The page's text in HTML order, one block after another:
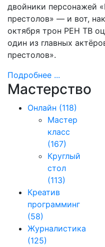
двойники персонажей
престолов» — и вот,
октября трон РЕН ТВ
один из главных
престолов».
Подробнее ...
Мастерство
Онлайн (118)
Мастер
класс
(167)
Круглый
стол
(113)
Креатив
программинг
(58)
Журналистика
(125)